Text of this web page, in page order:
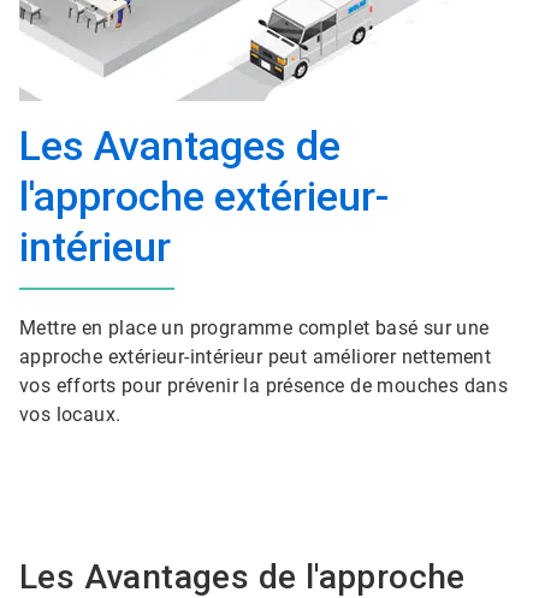
Les Avantages de
l'approche extérieur-
intérieur
Mettre en place un programme complet basé sur une
approche extérieur-intérieur peut améliorer nettement
vos efforts pour prévenir la présence de mouches dans
vos locaux.
Les Avantages de l'approche